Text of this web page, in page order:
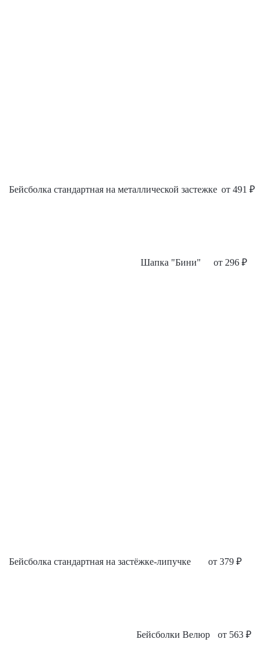
Бейсболка стандартная на металлической застежке от 491 ₽
Шапка "Бини" от 296 ₽
Бейсболка стандартная на застёжке-липучке от 379 ₽
Бейсболки Велюр от 563 ₽